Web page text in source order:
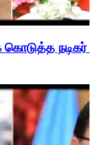
கொடுத்த நடிகர்